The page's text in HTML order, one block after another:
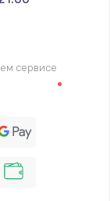
сервисе